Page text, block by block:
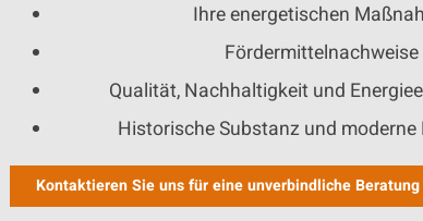
Ihre energetischen
Fördermittelnachweise
Qualität, Nachhaltigkeit und
Historische Substanz und
Kontaktieren Sie uns für eine unverbindliche